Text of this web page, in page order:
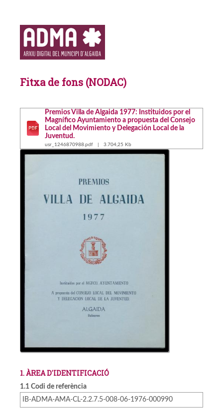
Fitxa de fons (NODAC)
Premios Villa de Algaida 1977: Instituidos por el
Magnífico Ayuntamiento a propuesta del Consejo
Local del Movimiento y Delegación Local de la
Juventud.
usr_1246870988.pdf | 3.704,25 Kb
1. ÀREA D'IDENTIFICACIÓ
1.1 Codi de referència
IB-ADMA-AMA-CL-2.2.7.5-008-06-1976-000990